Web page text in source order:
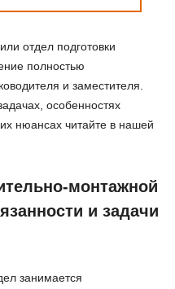
отдел подготовки
полностью
и заместителя.
особенностях
нюансах читайте в нашей
монтажной
и задачи
занимается